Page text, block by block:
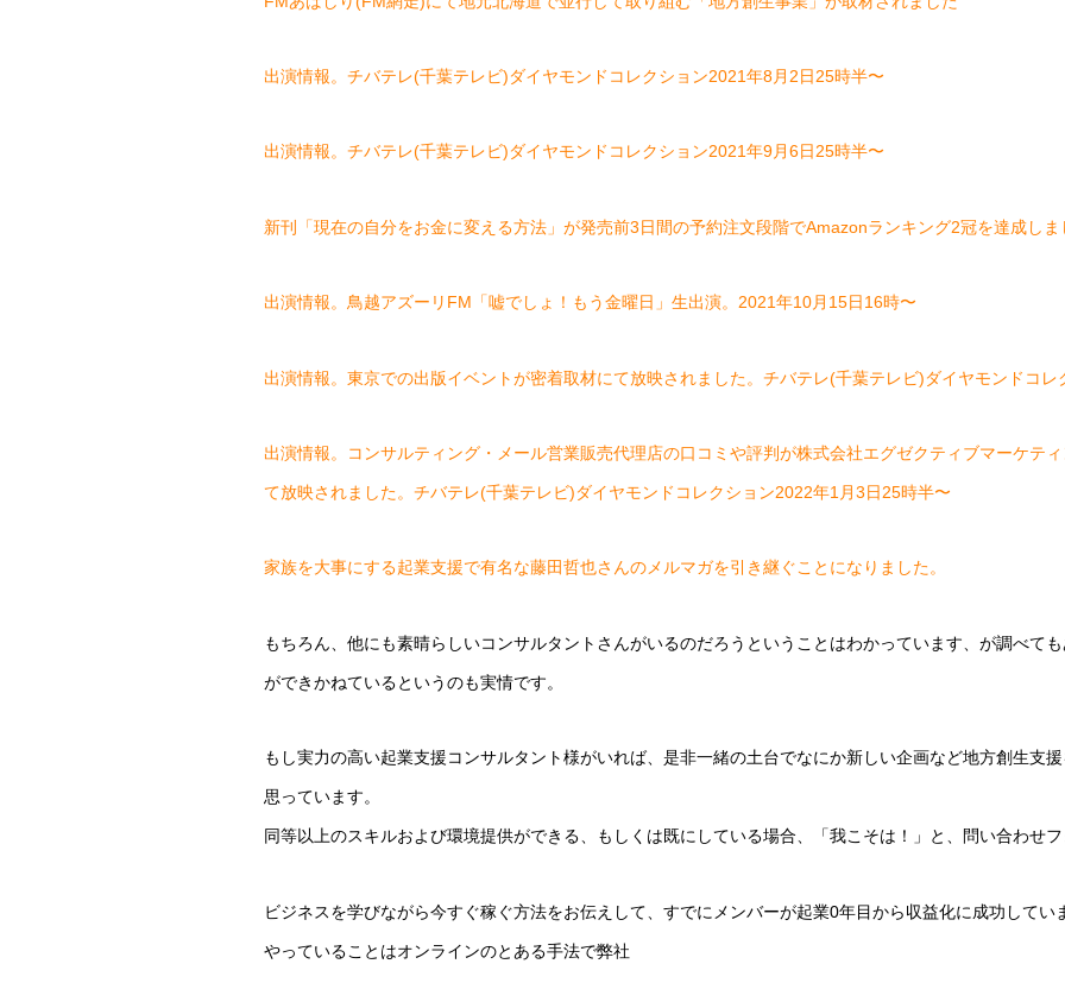
出演情報。チバテレ(千葉テレビ)ダイヤモンドコレクション2021年8月2日25時半〜
出演情報。チバテレ(千葉テレビ)ダイヤモンドコレクション2021年9月6日25時半〜
新刊「現在の自分をお金に変える方法」が発売前3日間の予約注文段階でAmazonランキング2冠を達成しま
出演情報。鳥越アズーリFM「嘘でしょ！もう金曜日」生出演。2021年10月15日16時〜
出演情報。東京での出版イベントが密着取材にて放映されました。チバテレ(千葉テレビ)ダイヤモンドコ
出演情報。コンサルティング・メール営業販売代理店の口コミや評判が株式会社エグゼクティブマーケテ
て放映されました。チバテレ(千葉テレビ)ダイヤモンドコレクション2022年1月3日25時半〜
家族を大事にする起業支援で有名な藤田哲也さんのメルマガを引き継ぐことになりました。
もちろん、他にも素晴らしいコンサルタントさんがいるのだろうということはわかっています、が調べて
ができかねているというのも実情です。
もし実力の高い起業支援コンサルタント様がいれば、是非一緒の土台でなにか新しい企画など地方創生支
思っています。
同等以上のスキルおよび環境提供ができる、もしくは既にしている場合、「我こそは！」と、問い合わせフ
ビジネスを学びながら今すぐ稼ぐ方法をお伝えして、すでにメンバーが起業0年目から収益化に成功してい
やっていることはオンラインのとある手法で弊社